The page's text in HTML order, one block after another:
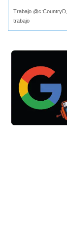
Trabajo
trabajo